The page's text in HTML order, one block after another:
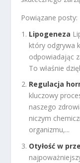
Powiązane posty:
Lipogeneza
który odgrywa
odpowiadając
To właśnie
Regulacja
kluczowy
naszego
niczym
organizmu,...
Otyłość w